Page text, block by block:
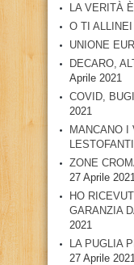
LA VERITÀ
O TI
UNIONE
DECARO,
Aprile 2021
COVID,
2021
MANCANO I
LESTOFANTI
ZONE
27 Aprile 2021
HO
GARANZIA
2021
LA PUGLIA
27 Aprile 2021